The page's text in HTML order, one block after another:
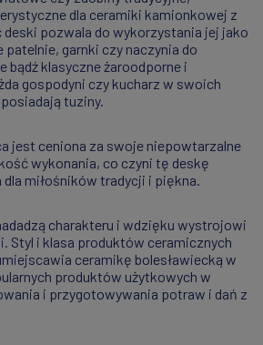
dla ceramiki kamionkowej z
deski pozwala do wykorzystania jej jako
patelnie, garnki czy naczynia do
bądź klasyczne żaroodporne i
gospodyni czy kucharz w swoich
tuziny.
jest ceniona za swoje niepowtarzalne
wykonania, co czyni tę deskę
miłośników tradycji i piękna.
charakteru i wdzięku wystrojowi
Styl i klasa produktów ceramicznych
ceramikę bolesławiecką w
produktów użytkowych w
i przygotowywania potraw i dań z